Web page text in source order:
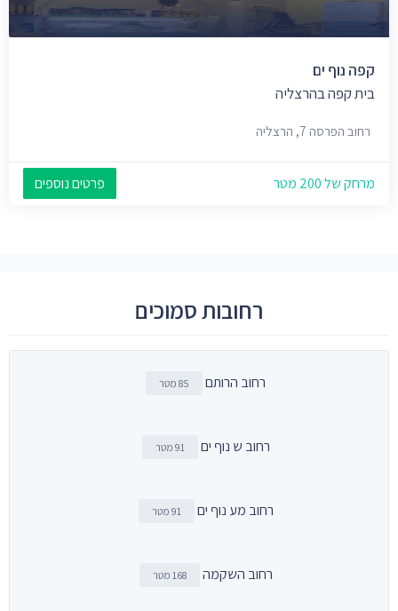
קפה נוף ים
בית קפה בהרצליה
רחוב הפרסה 7, הרצליה
מרחק של 200 מטר פרטים נוספים
רחובות סמוכים
רחוב הרותם 85 מטר
רחוב ש נוף ים 91 מטר
רחוב מע נוף ים 91 מטר
רחוב השקמה 168 מטר